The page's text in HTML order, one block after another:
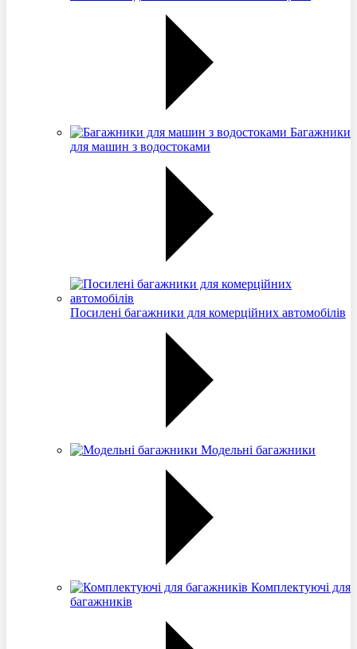
Багажники
для машин з водостоками
Посилені багажники для комерційних автомобілів
Модельні багажники
Комплектуючі для
багажників